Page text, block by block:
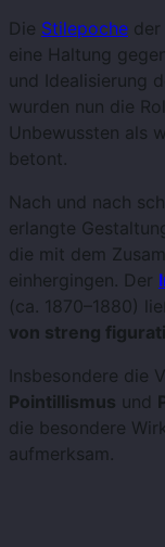
Die Stilepoche der
eine Haltung
und Idealisierung
wurden nun die
Unbewussten als
betont.
Nach und nach
erlangte
die mit dem
einhergingen. Der
(ca. 1870–1880)
von streng
Insbesondere die
Pointillismus und
die besondere
aufmerksam.